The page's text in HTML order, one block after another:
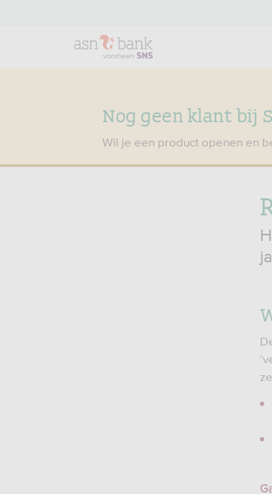
Nog geen klant bij
Wil je een product openen en